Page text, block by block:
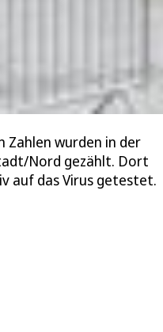
Zahlen wurden in der
Nord gezählt. Dort
auf das Virus getestet.